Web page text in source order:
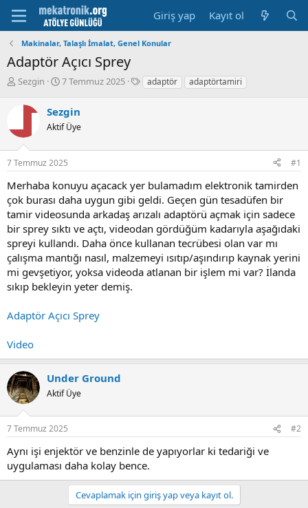
Giriş yap Kayıt ol
Makinalar, Talaşlı İmalat, Genel Konular
Adaptör Açıcı Sprey
K
y
b
a
l
a
t
a
n
Sezgin
B
l
a
a
t
r
i
h
i
7 Temmuz 2025
E
l
adaptör adaptörtamiri
Sezgin
Aktif Üye
7 Temmuz 2025 #1
Merhaba konuyu açacack yer bulamadım elektronik tamirden
çok burası daha uygun gibi geldi. Geçen gün tesadüfen bir
tamir videosunda arkadaş arızalı adaptörü açmak için sadece
bir sprey sıktı ve açtı, videodan gördüğüm kadarıyla aşağıdaki
spreyi kullandı. Daha önce kullanan tecrübesi olan var mı
çalışma mantığı nasıl, malzemeyi ısıtıp/aşındırıp kaynak yerini
mi gevşetiyor, yoksa videoda atlanan bir işlem mi var? İlanda
sıkıp bekleyin yeter demiş.
Adaptör Açıcı Sprey
Video
Under Ground
Aktif Üye
7 Temmuz 2025 #2
Aynı işi enjektör ve benzinle de yapıyorlar ki tedariği ve
uygulaması daha kolay bence.
Cevaplamak için giriş yap veya kayıt ol.